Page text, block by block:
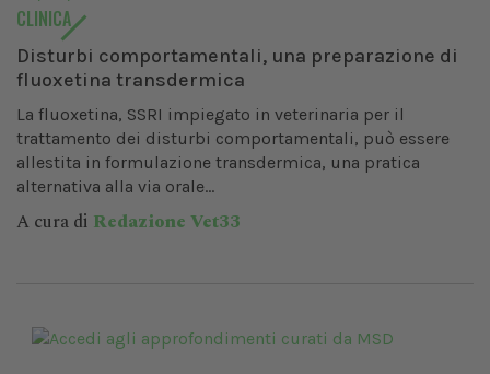
CLINICA
Disturbi comportamentali, una preparazione di
fluoxetina transdermica
La fluoxetina, SSRI impiegato in veterinaria per il
trattamento dei disturbi comportamentali, può essere
allestita in formulazione transdermica, una pratica
alternativa alla via orale...
A cura di Redazione Vet33